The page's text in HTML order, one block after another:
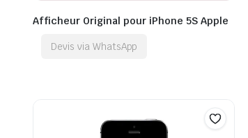
Afficheur Original pour iPhone 5S Apple
Devis via WhatsApp